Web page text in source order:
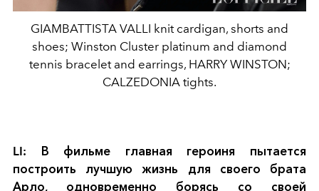
GIAMBATTISTA VALLI knit cardigan, shorts and
shoes; Winston Cluster platinum and diamond
tennis bracelet and earrings, HARRY WINSTON;
CALZEDONIA tights.
LI: В фильме главная героиня пытается
построить лучшую жизнь для своего брата
Арло, одновременно борясь со своей